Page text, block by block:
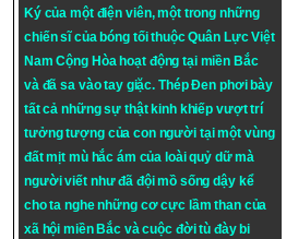
Ký của một điện viên, một trong những
chiến sĩ của bóng tối thuộc Quân Lực Việt
Nam Cộng Hòa hoạt động tại miền Bắc
và đã sa vào tay giặc. Thép Đen phơi bày
tất cả những sự thật kinh khiếp vượt trí
tưởng tượng của con người tại một vùng
đất mịt mù hắc ám của loài quỷ dữ mà
người viết như đã đội mồ sống dậy kể
cho ta nghe những cơ cực lầm than của
xã hội miền Bắc và cuộc đời tù đày bi